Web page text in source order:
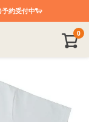
約受付中🐑
0